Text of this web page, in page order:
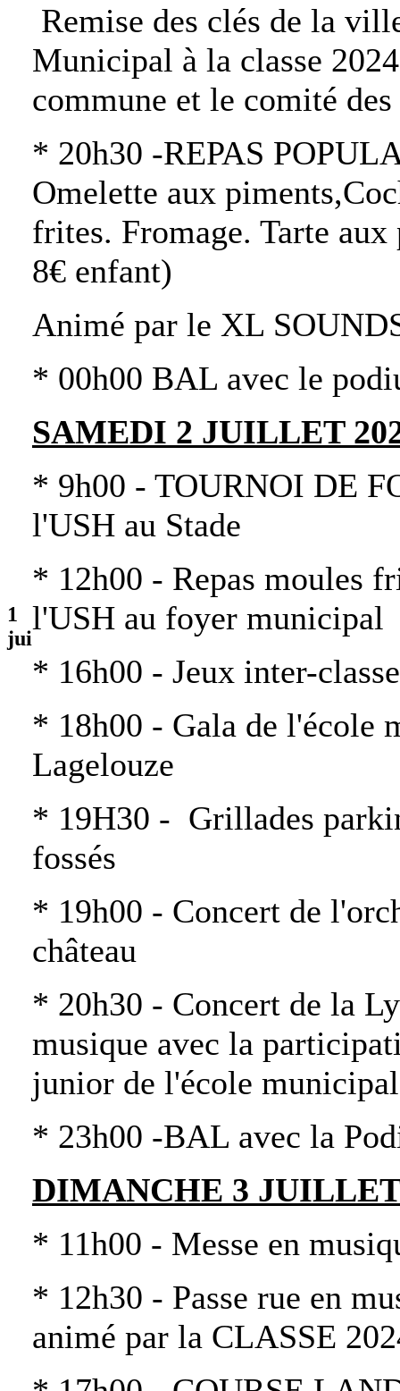
1
jui
Remise des clés de la
Municipal à la classe
commune et le comité des
* 20h30 -REPAS
Omelette aux
frites. Fromage. Tarte
8€ enfant)
Animé par le XL
* 00h00 BAL avec le
SAMEDI 2 JUILLET
* 9h00 - TOURNOI DE
l'USH au Stade
* 12h00 - Repas moules
l'USH au foyer municipal
* 16h00 - Jeux inter-
* 18h00 - Gala de l'école
Lagelouze
* 19H30 - Grillades
fossés
* 19h00 - Concert de
château
* 20h30 - Concert de la
musique avec la
junior de l'école
* 23h00 -BAL avec la
DIMANCHE 3
* 11h00 - Messe en
* 12h30 - Passe rue en
animé par la CLASSE